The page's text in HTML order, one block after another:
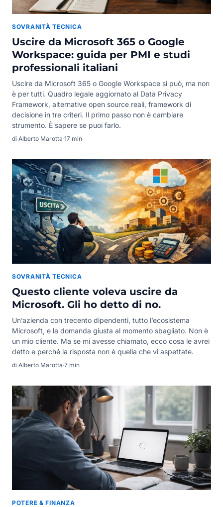
SOVRANITÀ TECNICA
Uscire da Microsoft 365 o Google
Workspace: guida per PMI e studi
professionali italiani
Uscire da Microsoft 365 o Google Workspace si può, ma non
è per tutti. Quadro legale aggiornato al Data Privacy
Framework, alternative open source reali, framework di
decisione in tre criteri. Il primo passo non è cambiare
strumento. È sapere se puoi farlo.
di Alberto Marotta·17 min
SOVRANITÀ TECNICA
Questo cliente voleva uscire da
Microsoft. Gli ho detto di no.
Un’azienda con trecento dipendenti, tutto l’ecosistema
Microsoft, e la domanda giusta al momento sbagliato. Non è
un mio cliente. Ma se mi avesse chiamato, ecco cosa le avrei
detto e perché la risposta non è quella che vi aspettate.
di Alberto Marotta·7 min
POTERE & FINANZA